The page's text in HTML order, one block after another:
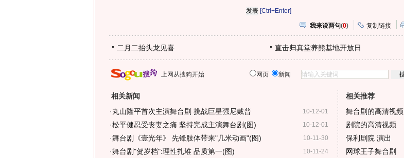
[Ctrl+Enter]
我来说两句(0) 复制链接
二月二抬头龙见喜 直击归真堂养熊基地开放日
上网从搜狗开始 网页 新闻
相关新闻
10-12-01
·丸山隆平首次主演舞台剧 挑战巨星强尼戴普
10-12-01
·松平健忍受丧妻之痛 坚持完成主演舞台剧(图)
10-11-30
·舞台剧《壹光年》 先锋肢体带来"几米动画"(图)
10-11-24
·舞台剧"贺岁档":理性扎堆 品质第一(图)
相关推荐
舞台剧的高清视频
剧院的高清视频
保利剧院 演出
网球王子舞台剧